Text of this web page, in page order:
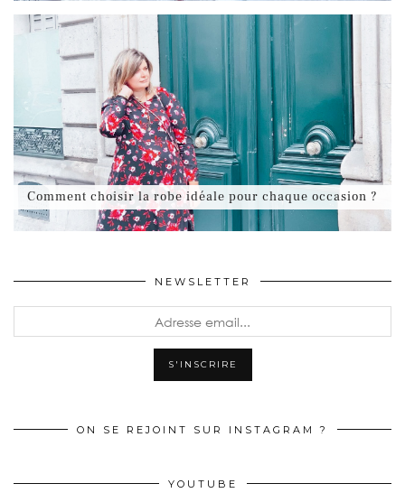
Comment choisir la robe idéale pour chaque occasion ?
NEWSLETTER
ON SE REJOINT SUR INSTAGRAM ?
YOUTUBE